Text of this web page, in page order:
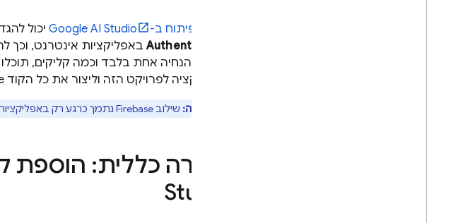
מצב הפיתוח ב- Google AI Studio יכול
Authenticationבאפליקציות אינטרנט, וכך
בעזרת הנחיה אחת בלבד וכמה קליקים,
האפליקציה לפרויקט הזה וליצור את כל הקוד
הערה: שילוב Firebase נתמך כרגע רק באפליקציות אינטרנט שנבנו ב-
סקירה כללית: הוספת
Studio